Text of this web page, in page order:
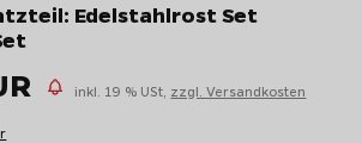
Edelstahlrost Set
inkl. 19 % USt, zzgl. Versandkosten